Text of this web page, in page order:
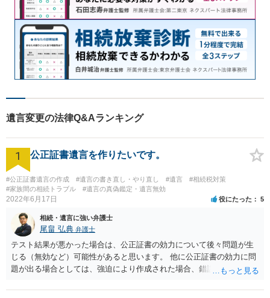
遺言変更の法律Q&Aランキング
1 公正証書遺言を作りたいです。
#公正証書遺言の作成 #遺言の書き直し・やり直し #遺言
#相続税対策
#家族間の相続トラブル
#遺言の真偽鑑定・遺言無効
2022年6月17日 役にたった 5
相続・遺言に強い弁護士
尾畠 弘典 弁護士
テスト結果が悪かった場合は、公正証書の効力について後々問題が生
じる（無効など）可能性があると思います。 他に公正証書の効力に問
題が出る場合としては、強迫により作成された場合、錯誤（勘違い）
すが、弁護士に作成を依頼する場合は、１０～数十万円程度になるケ